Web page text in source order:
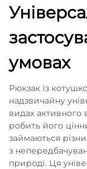
умовах
Рюкзак із
надзвичайну
видах активного
робить його
займаються
з
природі. Ця